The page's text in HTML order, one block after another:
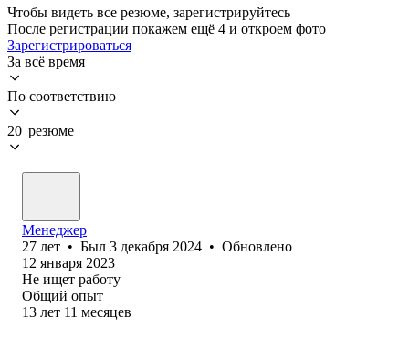
Чтобы видеть все резюме, зарегистрируйтесь
После регистрации покажем ещё 4 и откроем фото
Зарегистрироваться
За всё время
По соответствию
20 резюме
Менеджер
27 лет • Был 3 декабря 2024 • Обновлено
12 января 2023
Не ищет работу
Общий опыт
13 лет 11 месяцев